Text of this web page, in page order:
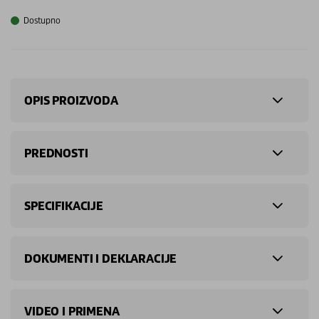
Dostupno
OPIS PROIZVODA
PREDNOSTI
SPECIFIKACIJE
DOKUMENTI I DEKLARACIJE
VIDEO I PRIMENA